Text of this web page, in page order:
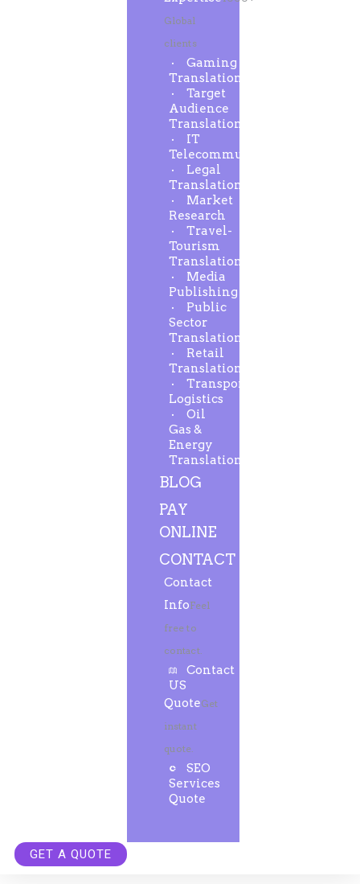
Global
clients
Gaming
Translation
Target
Audience
Translation
IT
Telecommunication
Legal
Translation
Market
Research
Travel-
Tourism
Translation
Media
Publishing
Public
Sector
Translation
Retail
Translation
Transport-
Logistics
Oil
Gas &
Energy
Translation
BLOG
PAY
ONLINE
CONTACT
Contact
InfoFeel
free to
contact.
Contact
US
QuoteGet
instant
quote.
SEO
Services
Quote
GET A QUOTE